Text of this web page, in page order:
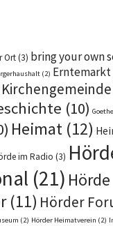
Ort(3) bring your own
(2) Erntemarkt
(10)
Heimat (12)
im Radio (3)
(21) Hörde
(11) Hörder
(2) Hörder Heimatverein (2)